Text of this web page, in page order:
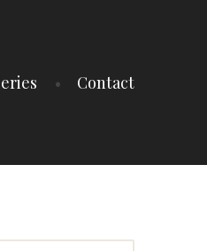
Contact